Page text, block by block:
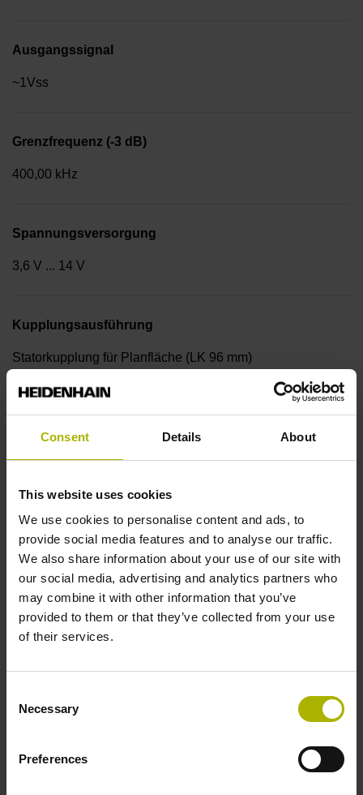
Consent Details About
This website uses cookies
We use cookies to personalise content and ads, to
provide social media features and to analyse our traffic.
We also share information about your use of our site with
our social media, advertising and analytics partners who
may combine it with other information that you’ve
provided to them or that they’ve collected from your use
of their services.
Selection
Necessary
Preferences
Ausgangssignal
~1Vss
Grenzfrequenz (-3 dB)
400,00 kHz
Spannungsversorgung
3,6 V ... 14 V
Kupplungsausführung
Statorkupplung für Planfläche (LK 96 mm)
Kupplungstyp
Durchgehende Hohlwelle mit Exzenterklemmung,
Durchmesser 25 mm
Wellentyp
Schutzart